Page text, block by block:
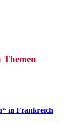
Themen
in Frankreich